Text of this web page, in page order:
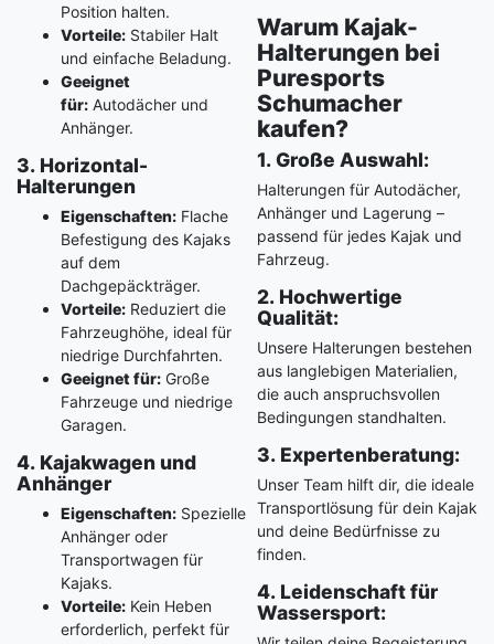
Position halten.
Vorteile: Stabiler Halt
und einfache Beladung.
Geeignet
für: Autodächer und
Anhänger.
3. Horizontal-
Halterungen
Eigenschaften: Flache
Befestigung des Kajaks
auf dem
Dachgepäckträger.
Vorteile: Reduziert die
Fahrzeughöhe, ideal für
niedrige Durchfahrten.
Geeignet für: Große
Fahrzeuge und niedrige
Garagen.
4. Kajakwagen und
Anhänger
Eigenschaften: Spezielle
Anhänger oder
Transportwagen für
Kajaks.
Vorteile: Kein Heben
erforderlich, perfekt für
Warum Kajak-
Halterungen bei
Puresports
Schumacher
kaufen?
1. Große Auswahl:
Halterungen für Autodächer,
Anhänger und Lagerung –
passend für jedes Kajak und
Fahrzeug.
2. Hochwertige
Qualität:
Unsere Halterungen bestehen
aus langlebigen Materialien,
die auch anspruchsvollen
Bedingungen standhalten.
3. Expertenberatung:
Unser Team hilft dir, die ideale
Transportlösung für dein Kajak
und deine Bedürfnisse zu
finden.
4. Leidenschaft für
Wassersport: